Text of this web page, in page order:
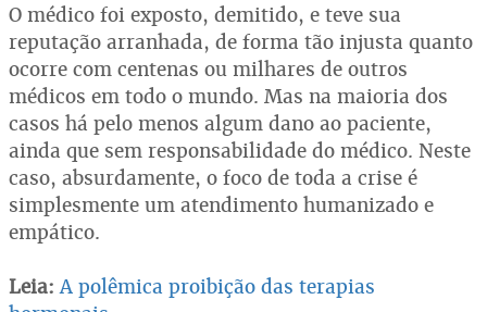
O médico foi exposto, demitido, e teve sua
reputação arranhada, de forma tão injusta quanto
ocorre com centenas ou milhares de outros
médicos em todo o mundo. Mas na maioria dos
casos há pelo menos algum dano ao paciente,
ainda que sem responsabilidade do médico. Neste
caso, absurdamente, o foco de toda a crise é
simplesmente um atendimento humanizado e
empático.
Leia:A polêmica proibição das terapias